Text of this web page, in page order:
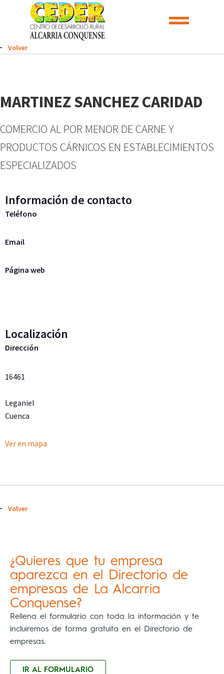
¿Quieres que tu empresa
aparezca en el Directorio de
empresas de La Alcarria
Conquense?
Rellena el formulario con toda la información y te
incluiremos de forma gratuita en el Directorio de
empresas.
IR AL FORMULARIO
Volver
MARTINEZ SANCHEZ CARIDAD
COMERCIO AL POR MENOR DE CARNE Y
PRODUCTOS CÁRNICOS EN ESTABLECIMIENTOS
ESPECIALIZADOS
Información de contacto
Teléfono
Email
Página web
Localización
Dirección
16461
Leganiel
Cuenca
Ver en mapa
Volver